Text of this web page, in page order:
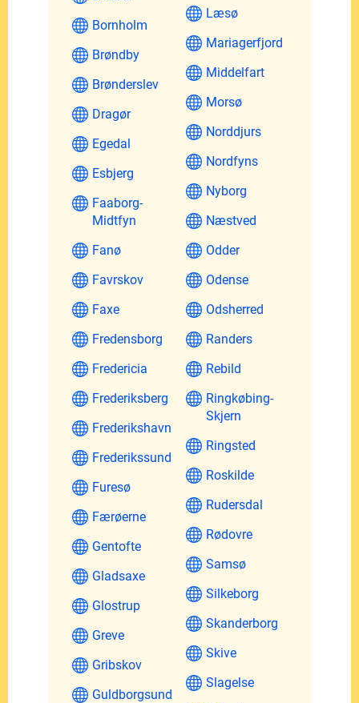
Bornholm
Brøndby
Brønderslev
Dragør
Egedal
Esbjerg
Faaborg-
Midtfyn
Fanø
Favrskov
Faxe
Fredensborg
Fredericia
Frederiksberg
Frederikshavn
Frederikssund
Furesø
Færøerne
Gentofte
Gladsaxe
Glostrup
Greve
Gribskov
Guldborgsund
Læsø
Mariagerfjord
Middelfart
Morsø
Norddjurs
Nordfyns
Nyborg
Næstved
Odder
Odense
Odsherred
Randers
Rebild
Ringkøbing-
Skjern
Ringsted
Roskilde
Rudersdal
Rødovre
Samsø
Silkeborg
Skanderborg
Skive
Slagelse